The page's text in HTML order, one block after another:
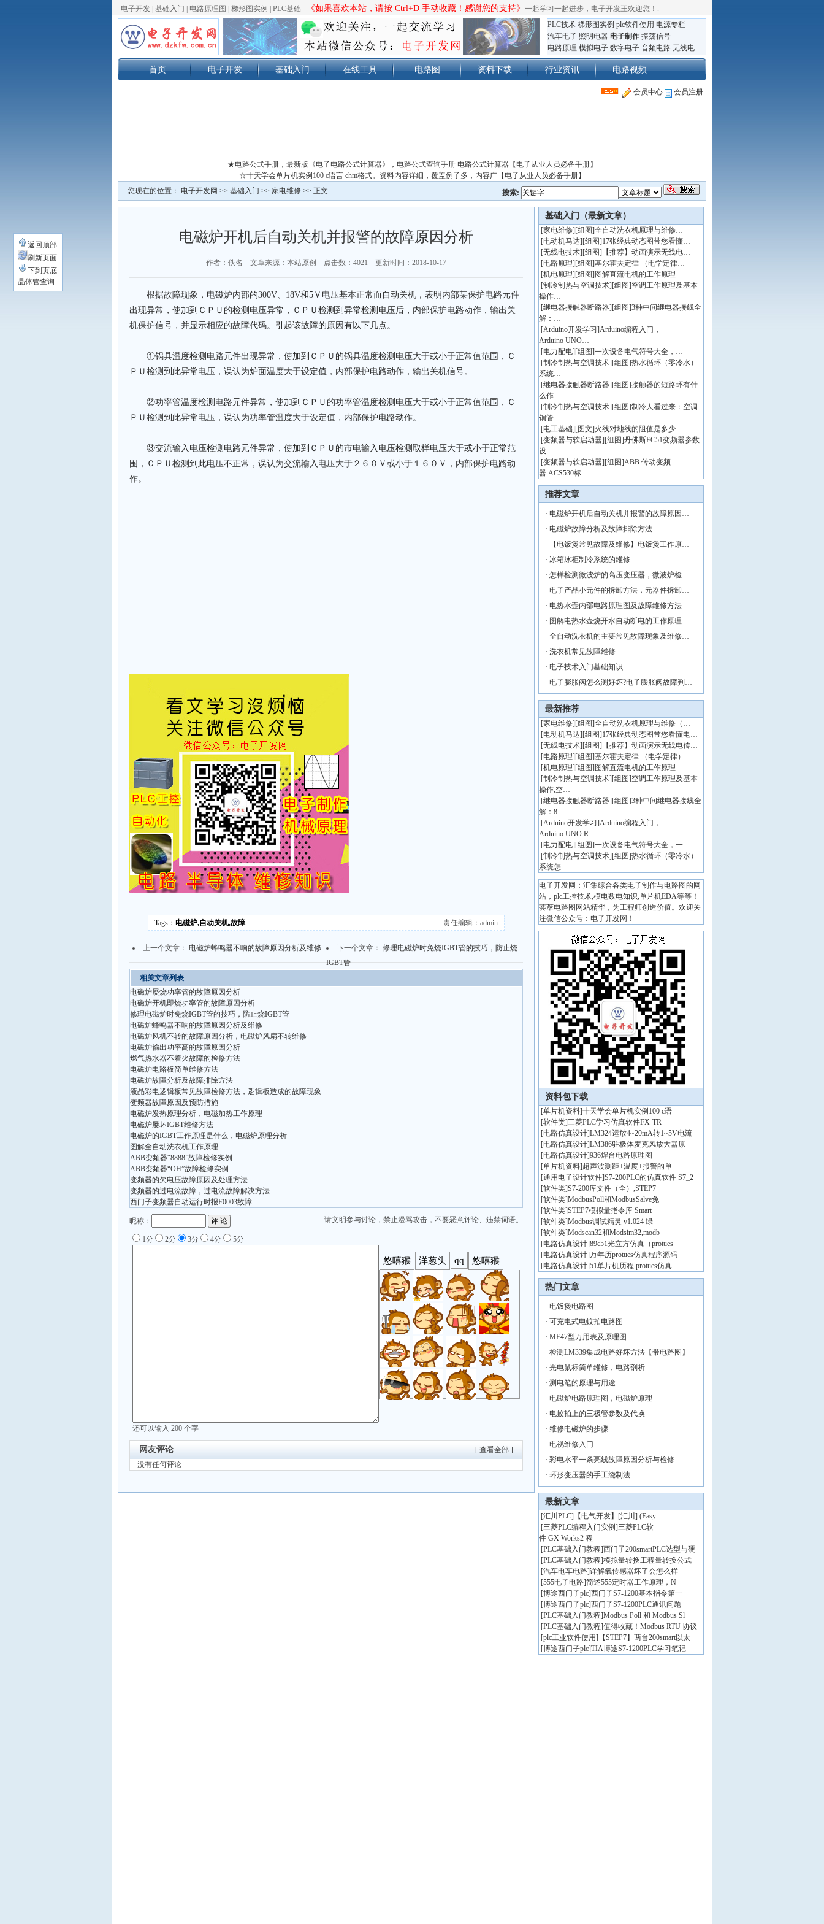
电子开发 基础入门 电路原理图 梯形图实例 PLC基础 《如果喜欢本站，请按 Ctrl+D 手动收藏！感谢您的支持》 一起学习一起进步，电子开发王欢迎您！ .
PLC技术 梯形图实例 plc软件使用 电源专栏
汽车电子 照明电器 电子制作 振荡信号
电路原理 模拟电子 数字电子 音频电路 无线电
首页 电子开发 基础入门 在线工具 电路图 资料下载 行业资讯 电路视频
会员中心 会员注册
★电路公式手册，最新版《电子电路公式计算器》，电路公式查询手册 电路公式计算器【电子从业人员必备手册】
☆十天学会单片机实例100 c语言 chm格式。资料内容详细，覆盖例子多，内容广【电子从业人员必备手册】
搜索:
您现在的位置： 电子开发网 >> 基础入门 >> 家电维修 >> 正文
电磁炉开机后自动关机并报警的故障原因分析
作者：佚名 文章来源：本站原创 点击数： 4021 更新时间：2018-10-17
根据故障现象，电磁炉内部的300V、18V和5Ｖ电压基本正常而自动关机，表明内部某保护电路元件
出现异常，使加到ＣＰＵ的检测电压异常，ＣＰＵ检测到异常检测电压后，内部保护电路动作，输出关
机保护信号，并显示相应的故障代码。引起该故障的原因有以下几点。
①锅具温度检测电路元件出现异常，使加到ＣＰＵ的锅具温度检测电压大于或小于正常值范围，Ｃ
ＰＵ检测到此异常电压，误认为炉面温度大于设定值，内部保护电路动作，输出关机信号。
②功率管温度检测电路元件异常，使加到ＣＰＵ的功率管温度检测电压大于或小于正常值范围，Ｃ
ＰＵ检测到此异常电压，误认为功率管温度大于设定值，内部保护电路动作。
③交流输入电压检测电路元件异常，使加到ＣＰＵ的市电输入电压检测取样电压大于或小于正常范
围，ＣＰＵ检测到此电压不正常，误认为交流输入电压大于２６０Ｖ或小于１６０Ｖ，内部保护电路动
作。
Tags： 电磁炉,自动关机,故障 责任编辑：admin
上一个文章： 电磁炉蜂鸣器不响的故障原因分析及维修 下一个文章： 修理电磁炉时免烧IGBT管的技巧，防止烧
IGBT管
相关文章列表
电磁炉屡烧功率管的故障原因分析
电磁炉开机即烧功率管的故障原因分析
修理电磁炉时免烧IGBT管的技巧，防止烧IGBT管
电磁炉蜂鸣器不响的故障原因分析及维修
电磁炉风机不转的故障原因分析，电磁炉风扇不转维修
电磁炉输出功率高的故障原因分析
燃气热水器不着火故障的检修方法
电磁炉电路板简单维修方法
电磁炉故障分析及故障排除方法
液晶彩电逻辑板常见故障检修方法，逻辑板造成的故障现象
变频器故障原因及预防措施
电磁炉发热原理分析，电磁加热工作原理
电磁炉屡坏IGBT维修方法
电磁炉的IGBT工作原理是什么，电磁炉原理分析
图解全自动洗衣机工作原理
ABB变频器“8888”故障检修实例
ABB变频器“OH”故障检修实例
变频器的欠电压故障原因及处理方法
变频器的过电流故障，过电流故障解决方法
西门子变频器自动运行时报F0003故障
请文明参与讨论，禁止漫骂攻击，不要恶意评论、违禁词语。
昵称：
1分 2分 3分 4分 5分
还可以输入 200 个字
[ 查看全部 ]
网友评论
没有任何评论
基础入门（最新文章）
[家电维修][组图]全自动洗衣机原理与维修…
[电动机马达][组图]17张经典动态图带您看懂…
[无线电技术][组图] 【推荐】动画演示无线电…
[电路原理][组图]基尔霍夫定律 （电学定律…
[机电原理][组图] 图解直流电机的工作原理
[制冷制热与空调技术][组图]空调工作原理及基本
操作…
[继电器接触器断路器][组图]3种中间继电器接线全
解：…
[Arduino开发学习 ]Arduino编程入门，
Arduino UNO…
[电力配电][组图]一次设备电气符号大全，…
[制冷制热与空调技术][组图]热水循环（零冷水）
系统…
[继电器接触器断路器][组图]接触器的短路环有什
么作…
[制冷制热与空调技术][组图]制冷人看过来：空调
铜管…
[电工基础][图文]火线对地线的阻值是多少…
[变频器与软启动器][组图]丹佛斯FC51变频器参数
设…
[变频器与软启动器][组图]ABB 传动变频
器 ACS530标…
推荐文章
· 电磁炉开机后自动关机并报警的故障原因…
· 电磁炉故障分析及故障排除方法
·
【电饭煲常见故障及维修】电饭煲工作原…
· 冰箱冰柜制冷系统的维修
· 怎样检测微波炉的高压变压器，微波炉检…
· 电子产品小元件的拆卸方法，元器件拆卸…
· 电热水壶内部电路原理图及故障维修方法
· 图解电热水壶烧开水自动断电的工作原理
· 全自动洗衣机的主要常见故障现象及维修…
· 洗衣机常见故障维修
· 电子技术入门基础知识
· 电子膨胀阀怎么测好坏?电子膨胀阀故障判…
最新推荐
[家电维修][组图]全自动洗衣机原理与维修（…
[电动机马达][组图]17张经典动态图带您看懂电…
[无线电技术][组图] 【推荐】动画演示无线电传…
[电路原理][组图]基尔霍夫定律 （电学定律）
[机电原理][组图] 图解直流电机的工作原理
[制冷制热与空调技术][组图]空调工作原理及基本
操作,空…
[继电器接触器断路器][组图]3种中间继电器接线全
解：8…
[Arduino开发学习 ]Arduino编程入门，
Arduino UNO R…
[电力配电][组图]一次设备电气符号大全，一…
[制冷制热与空调技术][组图]热水循环（零冷水）
系统怎…
电子开发网：汇集综合各类电子制作与电路图的网
站，plc工控技术,模电数电知识,单片机EDA等等！
荟萃电路图网站精华，为工程师创造价值。欢迎关
注微信公众号：电子开发网！
资料包下载
[单片机资料]十天学会单片机实例100 c语
[软件类]三菱PLC学习仿真软件FX-TR
[电路仿真设计]LM324运放4~20mA转1~5V电流
[电路仿真设计]LM386驻极体麦克风放大器原
[电路仿真设计]936焊台电路原理图
[单片机资料]超声波测距+温度+报警的单
[通用电子设计软件]S7-200PLC的仿真软件 S7_2
[软件类]S7-200库文件（全）,STEP7
[软件类]ModbusPoll和ModbusSalve免
[软件类]STEP7模拟量指令库 Smart_
[软件类]Modbus调试精灵 v1.024 绿
[软件类]Modscan32和Modsim32,modb
[电路仿真设计]89c51光立方仿真（protues
[电路仿真设计]万年历protues仿真程序源码
[电路仿真设计]51单片机历程 protues仿真
热门文章
· 电饭煲电路图
· 可充电式电蚊拍电路图
· MF47型万用表及原理图
· 检测LM339集成电路好坏方法【带电路图】
· 光电鼠标简单维修，电路剖析
· 测电笔的原理与用途
· 电磁炉电路原理图，电磁炉原理
· 电蚊拍上的三极管参数及代换
· 维修电磁炉的步骤
· 电视维修入门
· 彩电水平一条亮线故障原因分析与检修
· 环形变压器的手工绕制法
最新文章
[汇川PLC] 【电气开发】[汇川] (Easy
[三菱PLC编程入门实例]三菱PLC软
件 GX Works2 程
[PLC基础入门教程]西门子200smartPLC选型与硬
[PLC基础入门教程]模拟量转换工程量转换公式
[汽车电车电路]详解氧传感器坏了会怎么样
[555电子电路]简述555定时器工作原理，N
[博途西门子plc]西门子S7-1200基本指令第一
[博途西门子plc]西门子S7-1200PLC通讯问题
[PLC基础入门教程]Modbus Poll 和 Modbus Sl
[PLC基础入门教程]值得收藏！Modbus RTU 协议
[plc工业软件使用] 【STEP7】两台200smart以太
[博途西门子plc]TIA博途S7-1200PLC学习笔记
返回顶部
刷新页面
下到页底
晶体管查询